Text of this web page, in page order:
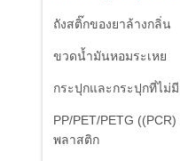
ถังสติ๊กของยาล้างกลิ่น
ขวดน้ำมันหอมระเหย
กระปุกและกระปุกที่ไม่
PP/PET/PETG
พลาสติก